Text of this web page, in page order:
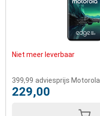
Niet meer leverbaar
399,99 adviesprijs Motorola
229,00